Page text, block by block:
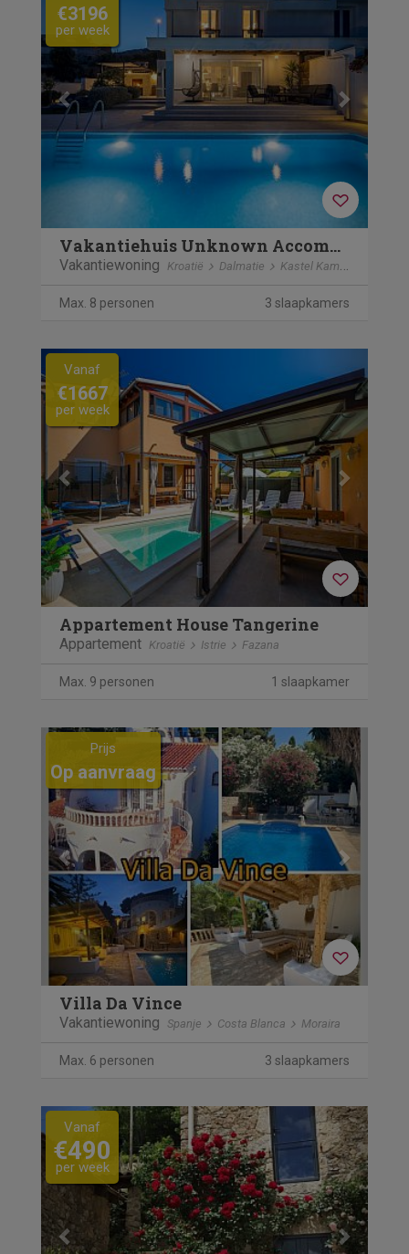
€3196
per week
Vakantiehuis Unknown Accommodation
Vakantiewoning Kroatië Dalmatie Kastel Kambelovac
Max. 8 personen 3 slaapkamers
Previous
Vanaf
€1667
per week
Appartement House Tangerine
Appartement Kroatië Istrie Fazana
Max. 9 personen 1 slaapkamer
Previous Next
Prijs
Op aanvraag
Villa Da Vince
Vakantiewoning Spanje Costa Blanca Moraira
Max. 6 personen 3 slaapkamers
Previous Next
Vanaf
€490
per week